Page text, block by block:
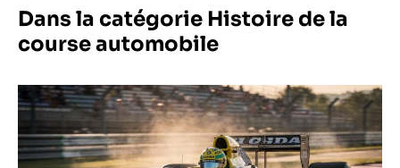
Dans la catégorie Histoire de la
course automobile